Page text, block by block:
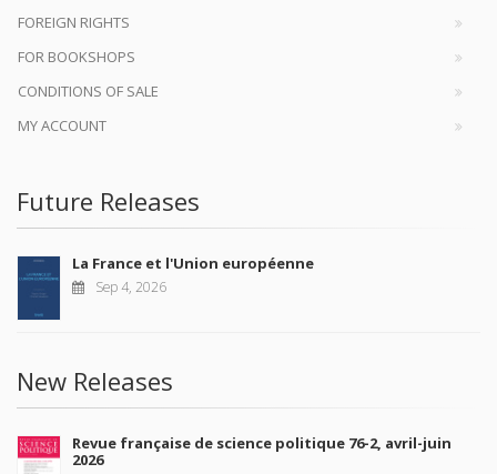
FOREIGN RIGHTS
FOR BOOKSHOPS
CONDITIONS OF SALE
MY ACCOUNT
Future Releases
La France et l'Union européenne
Sep 4, 2026
New Releases
Revue française de science politique 76-2, avril-juin
2026